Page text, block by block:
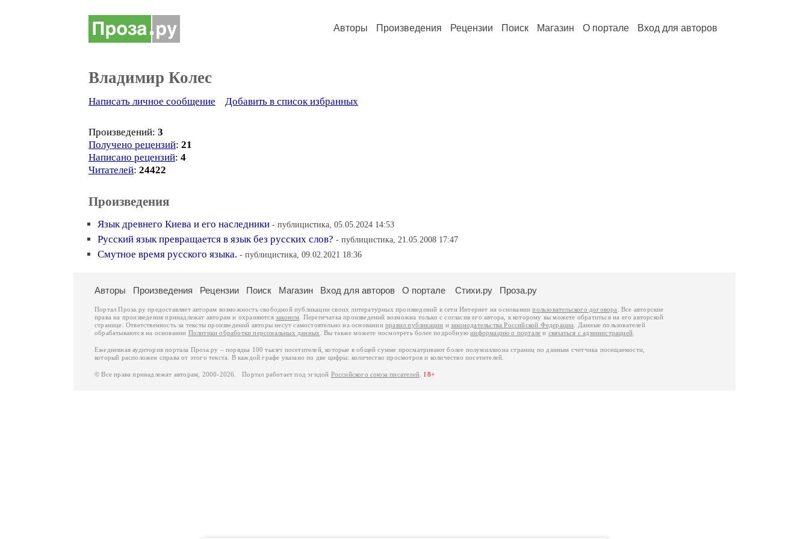
Авторы Произведения Рецензии Поиск Магазин О портале Вход для авторов
Владимир Колес
Написать личное сообщение Добавить в список избранных
Произведений: 3
Получено рецензий: 21
Написано рецензий: 4
Читателей: 24422
Произведения
Язык древнего Киева и его наследники - публицистика, 05.05.2024 14:53
Русский язык превращается в язык без русских слов? - публицистика, 21.05.2008 17:47
Смутное время русского языка. - публицистика, 09.02.2021 18:36
Авторы Произведения Рецензии Поиск Магазин Вход для авторов О портале Стихи.ру Проза.ру
Портал Проза.ру предоставляет авторам возможность свободной публикации своих литературных произведений в сети Интернет на основаниипользовательского договора
. Все авторские
права на произведения принадлежат авторам и охраняются законом . Перепечатка произведений возможна только с согласия его автора, к которому вы можете обратиться на его авторской
странице. Ответственность за тексты произведений авторы несут самостоятельно на основанииправил публикации изаконодательства Российской Федерации . Данные пользователей
обрабатываются на основании Политики обработки персональных данных . Вы также можете посмотреть более подробнуюинформацию о портале и связаться с администрацией
Ежедневная аудитория портала Проза.ру – порядка 100 тысяч посетителей, которые в общей сумме просматривают более полумиллиона страниц по данным счетчика посещаемости,
который расположен справа от этого текста. В каждой графе указано по две цифры: количество просмотров и количество посетителей.
© Все права принадлежат авторам, 2000-2026. Портал работает под эгидой Российского союза писателей 18+